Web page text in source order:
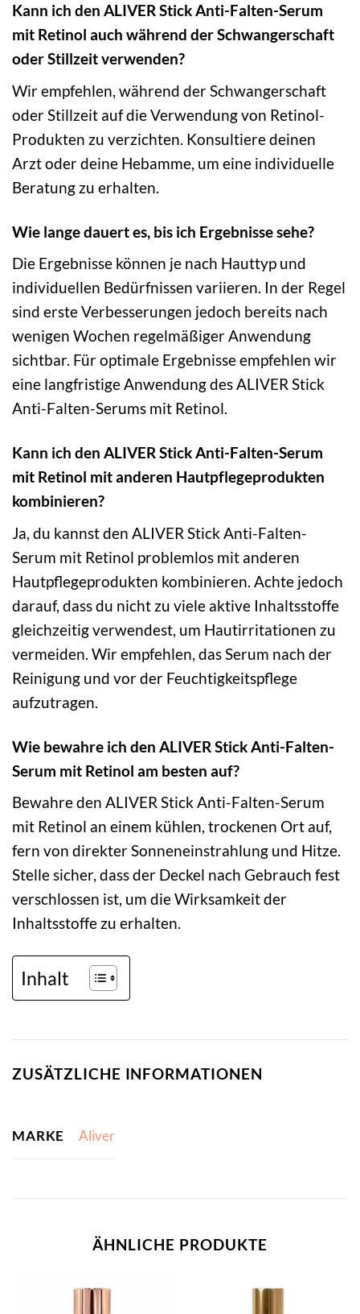
Kann ich den ALIVER Stick Anti-Falten-Serum
mit Retinol auch während der Schwangerschaft
oder Stillzeit verwenden?
Wir empfehlen, während der Schwangerschaft
oder Stillzeit auf die Verwendung von Retinol-
Produkten zu verzichten. Konsultiere deinen
Arzt oder deine Hebamme, um eine individuelle
Beratung zu erhalten.
Wie lange dauert es, bis ich Ergebnisse sehe?
Die Ergebnisse können je nach Hauttyp und
individuellen Bedürfnissen variieren. In der Regel
sind erste Verbesserungen jedoch bereits nach
wenigen Wochen regelmäßiger Anwendung
sichtbar. Für optimale Ergebnisse empfehlen wir
eine langfristige Anwendung des ALIVER Stick
Anti-Falten-Serums mit Retinol.
Kann ich den ALIVER Stick Anti-Falten-Serum
mit Retinol mit anderen Hautpflegeprodukten
kombinieren?
Ja, du kannst den ALIVER Stick Anti-Falten-
Serum mit Retinol problemlos mit anderen
Hautpflegeprodukten kombinieren. Achte jedoch
darauf, dass du nicht zu viele aktive Inhaltsstoffe
gleichzeitig verwendest, um Hautirritationen zu
vermeiden. Wir empfehlen, das Serum nach der
Reinigung und vor der Feuchtigkeitspflege
aufzutragen.
Wie bewahre ich den ALIVER Stick Anti-Falten-
Serum mit Retinol am besten auf?
Bewahre den ALIVER Stick Anti-Falten-Serum
mit Retinol an einem kühlen, trockenen Ort auf,
fern von direkter Sonneneinstrahlung und Hitze.
Stelle sicher, dass der Deckel nach Gebrauch fest
verschlossen ist, um die Wirksamkeit der
Inhaltsstoffe zu erhalten.
Inhalt
ZUSÄTZLICHE INFORMATIONEN
MARKE Aliver
ÄHNLICHE PRODUKTE